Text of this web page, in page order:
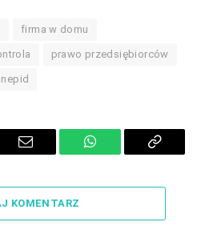
firma w domu
prawo przedsiębiorców
Email WhatsAppCopy
KOMENTARZ